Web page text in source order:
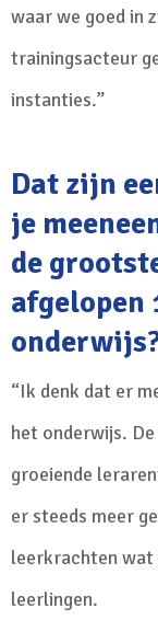
waar we goed in
trainingsacteur
instanties.”
Dat zijn een hoop ervaringen die
je
de
afgelopen
“Ik denk dat er
het onderwijs.
groeiende
er steeds meer
leerkrachten wat
leerlingen.